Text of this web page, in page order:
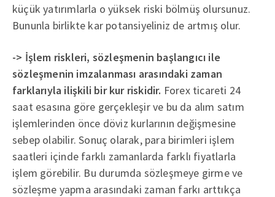
küçük yatırımlarla o yüksek riski bölmüş olursunuz.
Bununla birlikte kar potansiyeliniz de artmış olur.
-> İşlem riskleri, sözleşmenin başlangıcı ile
sözleşmenin imzalanması arasındaki zaman
farklarıyla ilişkili bir kur riskidir. Forex ticareti 24
saat esasına göre gerçekleşir ve bu da alım satım
işlemlerinden önce döviz kurlarının değişmesine
sebep olabilir. Sonuç olarak, para birimleri işlem
saatleri içinde farklı zamanlarda farklı fiyatlarla
işlem görebilir. Bu durumda sözleşmeye girme ve
sözleşme yapma arasındaki zaman farkı arttıkça